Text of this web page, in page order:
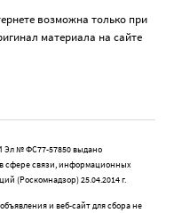
возможна только при
материала на сайте
Эл № ФС77-57850 выдано
сфере связи, информационных
(Роскомнадзор) 25.04.2014 г.
и веб-сайт для сбора не